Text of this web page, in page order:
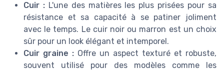
Cuir :L'une des matières les plus prisées pour sa
résistance et sa capacité à se patiner joliment
avec le temps. Le cuir noir ou marron est un choix
sûr pour un look élégant et intemporel.
Cuir graine : Offre un aspect texturé et robuste,
souvent utilisé pour des modèles comme les